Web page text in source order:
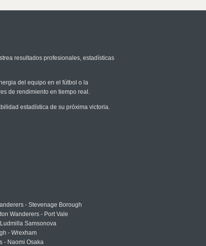
resultados profesionales, estadísticas
del equipo en el fútbol o la
de rendimiento en tiempo real.
estadística de su próxima victoria.
- Stevenage Borough
Wanderers - Port Vale
Samsonova
- Wrexham
- Naomi Osaka